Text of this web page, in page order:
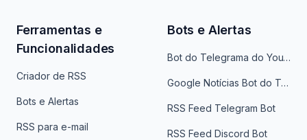
Ferramentas e
Funcionalidades
Criador de RSS
Bots e Alertas
RSS para e-mail
Bots e Alertas
Bot do Telegrama do YouTube
Google Notícias Bot do Telegrama
RSS Feed Telegram Bot
RSS Feed Discord Bot